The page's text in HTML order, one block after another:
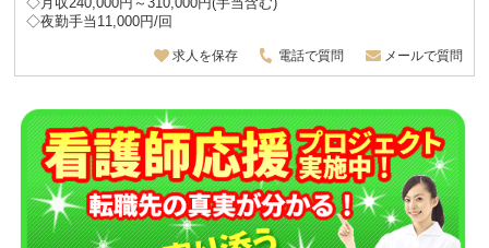
◇夜勤手当11,000円/回
求人を保存 電話で質問 メールで質問